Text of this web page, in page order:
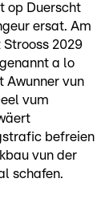
op Duerscht
ersat. Am
2029
a lo
Awunner vun
vum
befreien
vun der
schafen.